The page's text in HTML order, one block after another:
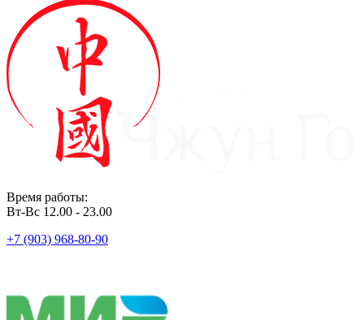
Время работы:
Вт-Вс 12.00 - 23.00
+7 (903) 968-80-90